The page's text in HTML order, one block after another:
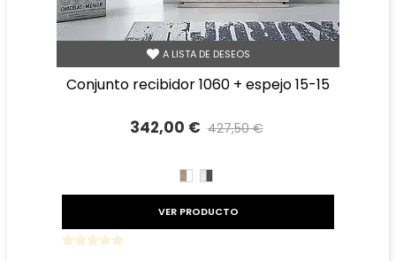
A LISTA DE DESEOS
conjunto recibidor 1060 + espejo 15-15
342,00 € 427,50 €
CAMBRIAN/BLANCO
TIBET
VER PRODUCTO